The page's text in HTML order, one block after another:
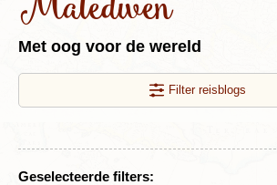
Met oog voor de wereld
Filter reisblogs
Geselecteerde filters: